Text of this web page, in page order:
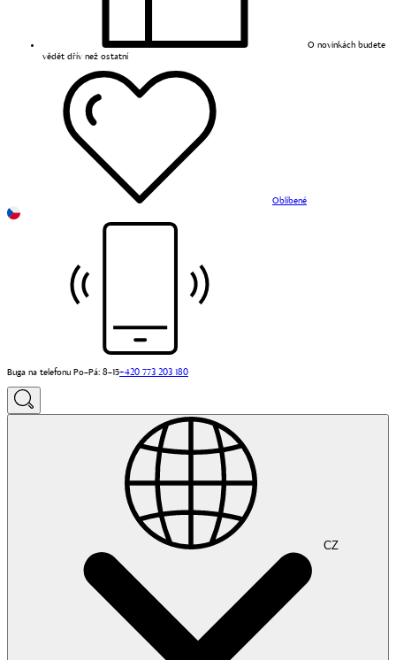
O novinkách budete
vědět dřív než ostatní
Oblíbené
Buga na telefonu Po–Pá: 8–15+420 773 203 180
CZ